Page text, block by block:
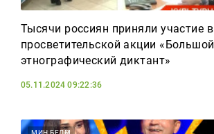
Тысячи россиян приняли участие в
просветительской акции «Большой
этнографический диктант»
05.11.2024 09:22:36
МИН БЕЛӘМ